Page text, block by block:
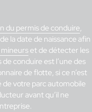
du permis de conduire,
la date de naissance afin
et de détecter les
conduire est l’une des
de flotte, si ce n’est
de votre parc automobile
avant qu’il ne